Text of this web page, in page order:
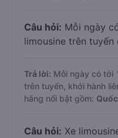
Câu hỏi: Mỗi ngày
limousine trên tuyến
Trả lời: Mỗi ngày có tới
trên tuyến, khởi hành
hãng nổi bật gồm:
Câu hỏi: Xe